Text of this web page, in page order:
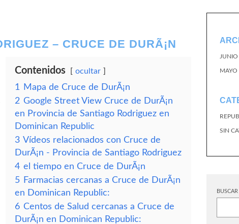
– CRUCE DE DURÃ¡N
Contenidos ocultar
1
Mapa de Cruce de DurÃ¡n
2 Google Street View Cruce de DurÃ¡n
en Provincia de Santiago Rodriguez en
Dominican Republic
3 Vídeos relacionados con Cruce de
DurÃ¡n - Provincia de Santiago Rodriguez
4 el tiempo en Cruce de DurÃ¡n
5 Farmacias cercanas a Cruce de DurÃ¡n
en Dominican Republic:
6 Centos de Salud cercanas a Cruce de
DurÃ¡n en Dominican Republic:
SIN
BUSCAR